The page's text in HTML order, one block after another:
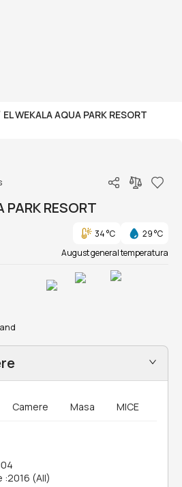
EL WEKALA AQUA PARK RESORT
PARK RESORT
34 °C
29 °C
August general temperatura
Camere Masa MICE
:2016 (All)